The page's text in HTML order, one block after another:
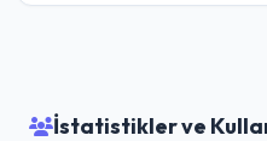
İstatistikler ve